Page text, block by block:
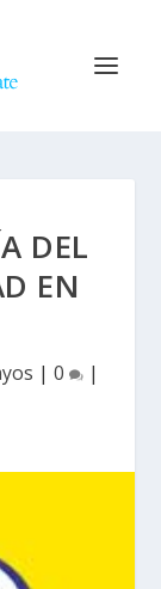
DEL
EN
| 0 |